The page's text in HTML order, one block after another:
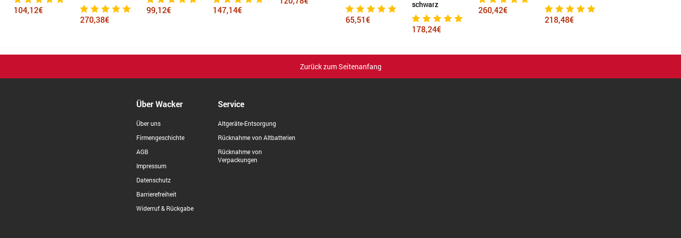
104,12€
270,38€
99,12€ 147,14€
65,51€
schwarz
178,24€
260,42€
218,48€
Zurück zum Seitenanfang
Über Wacker
Über uns
Firmengeschichte
AGB
Impressum
Datenschutz
Barrierefreiheit
Widerruf & Rückgabe
Service
Altgeräte-Entsorgung
Rücknahme von Altbatterien
Rücknahme von
Verpackungen